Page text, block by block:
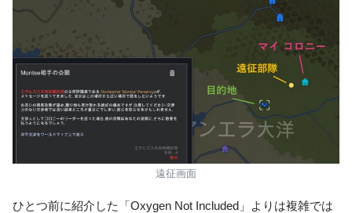
遠征画面
ひとつ前に紹介した「Oxygen Not Included」よりは複雑では